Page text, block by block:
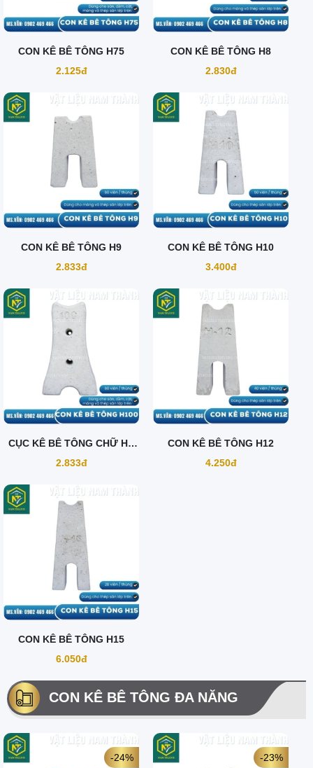
CON KÊ BÊ TÔNG H75
2.125đ
CON KÊ BÊ TÔNG H8
2.830đ
CON KÊ BÊ TÔNG H9
2.833đ
CON KÊ BÊ TÔNG H10
3.400đ
CỤC KÊ BÊ TÔNG CHỮ H -
100MM
2.833đ
CON KÊ BÊ TÔNG H12
4.250đ
CON KÊ BÊ TÔNG H15
6.050đ
CON KÊ BÊ TÔNG ĐA NĂNG
-24% -23%